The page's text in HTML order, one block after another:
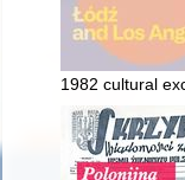
1982 cultural